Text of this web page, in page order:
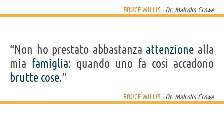
BRUCE WILLIS - Dr. Malcolm Crowe
“Non ho prestato abbastanza attenzione alla
mia famiglia: quando uno fa così accadono
brutte cose.”
BRUCE WILLIS - Dr. Malcolm Crowe